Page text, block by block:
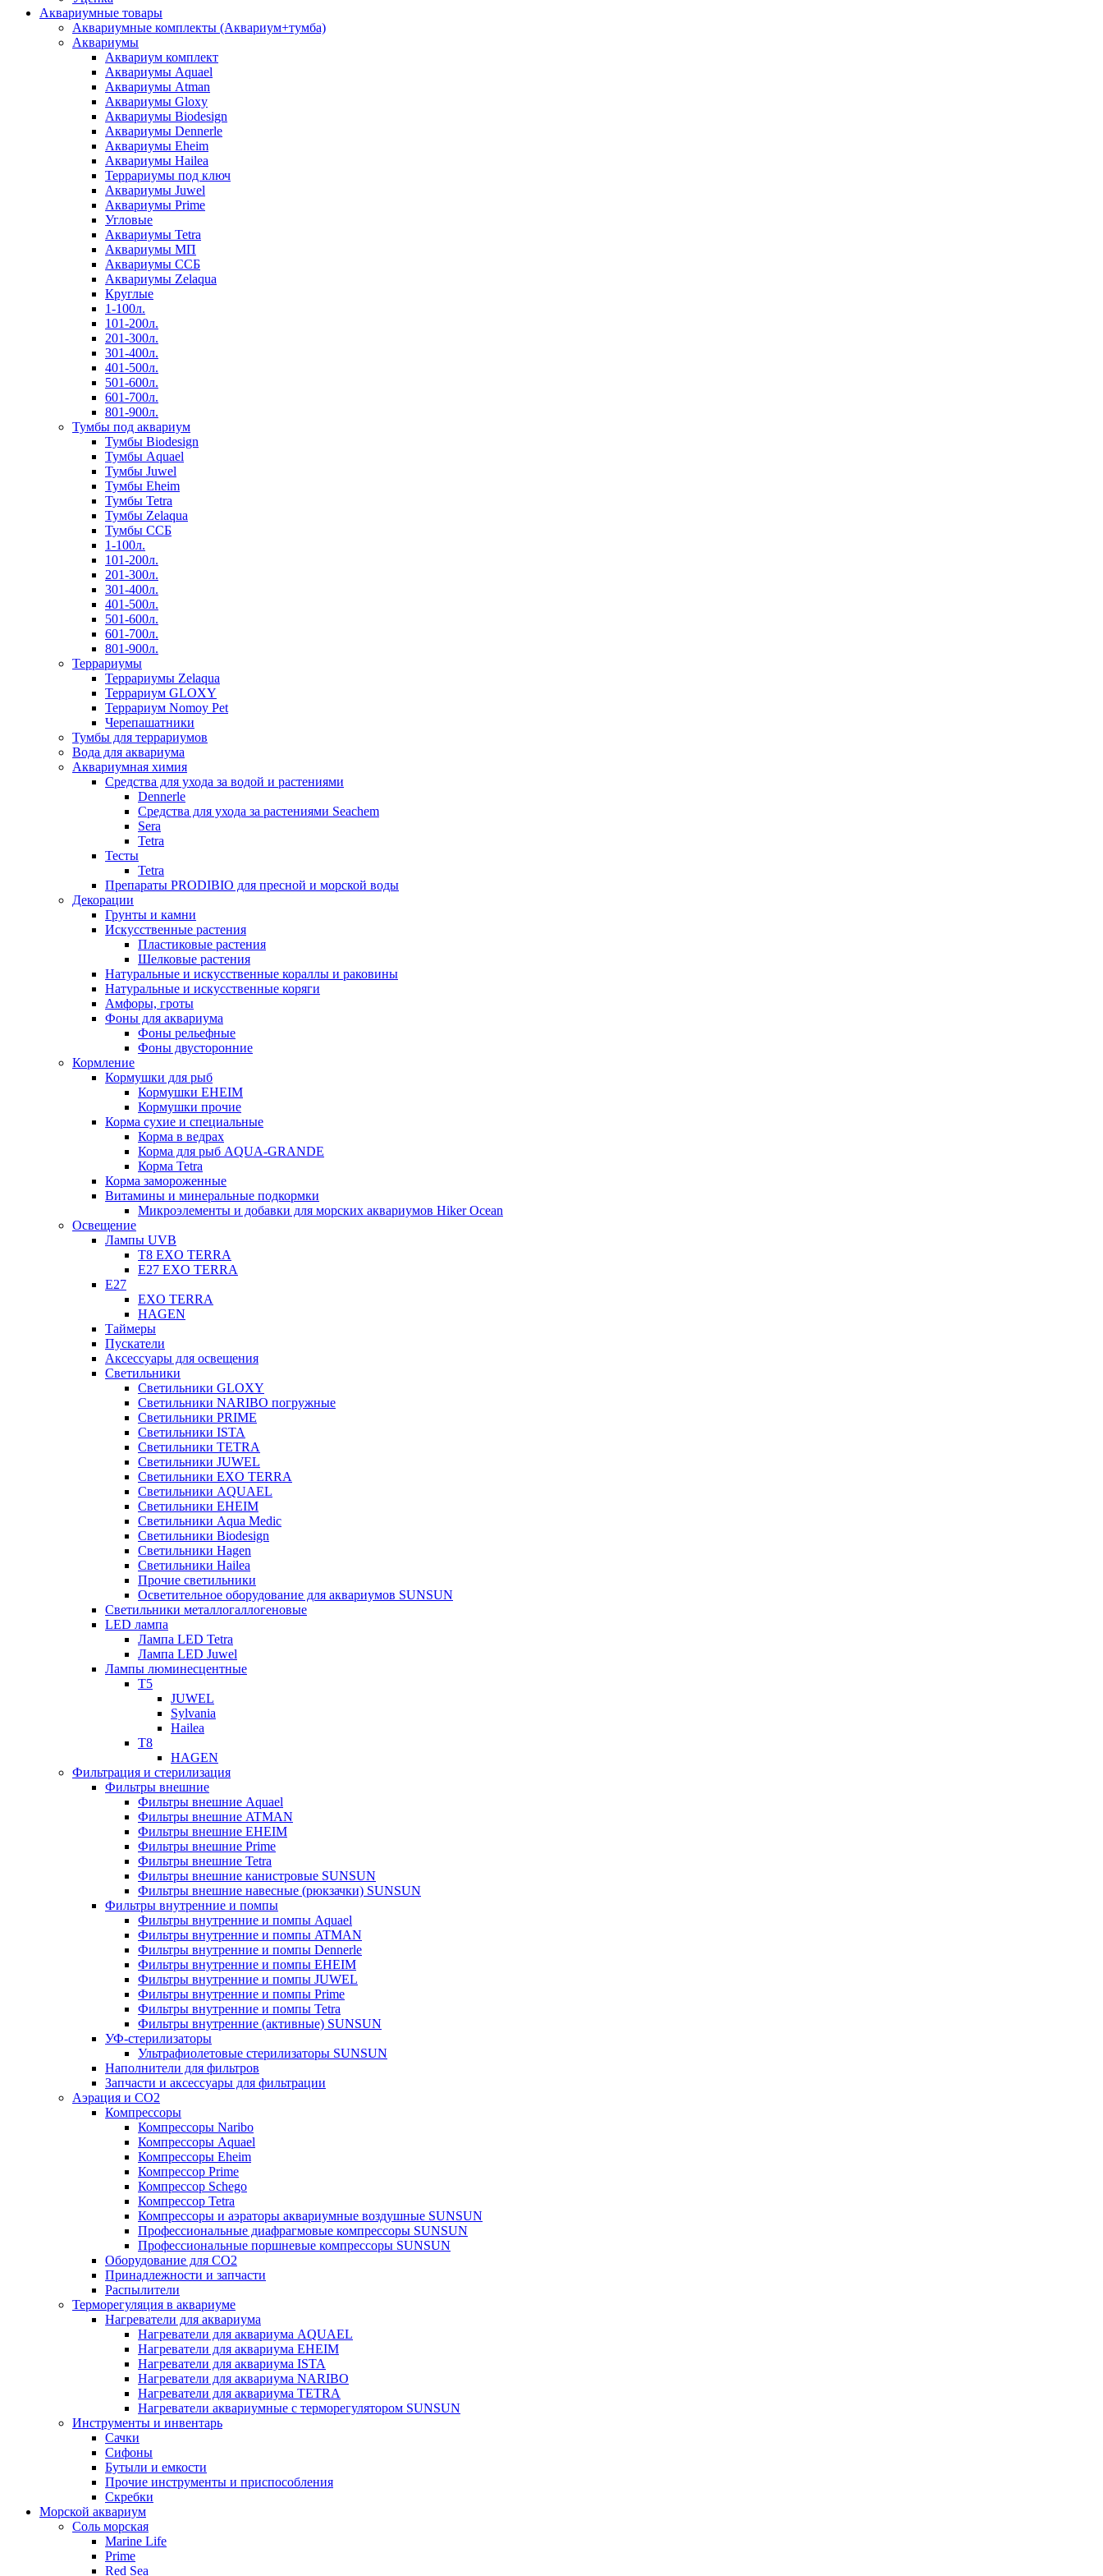
Аквариумные товары
Аквариумные комплекты (Аквариум+тумба)
Аквариумы
Аквариум комплект
Аквариумы Aquael
Аквариумы Atman
Аквариумы Gloxy
Аквариумы Biodesign
Аквариумы Dennerle
Аквариумы Eheim
Аквариумы Hailea
Террариумы под ключ
Аквариумы Juwel
Аквариумы Prime
Угловые
Аквариумы Tetra
Аквариумы МП
Аквариумы ССБ
Аквариумы Zelaqua
Круглые
1-100л.
101-200л.
201-300л.
301-400л.
401-500л.
501-600л.
601-700л.
801-900л.
Тумбы под аквариум
Тумбы Biodesign
Тумбы Aquael
Тумбы Juwel
Тумбы Eheim
Тумбы Tetra
Тумбы Zelaqua
Тумбы ССБ
1-100л.
101-200л.
201-300л.
301-400л.
401-500л.
501-600л.
601-700л.
801-900л.
Террариумы
Террариумы Zelaqua
Террариум GLOXY
Террариум Nomoy Pet
Черепашатники
Тумбы для террариумов
Вода для аквариума
Аквариумная химия
Средства для ухода за водой и растениями
Dennerle
Средства для ухода за растениями Seachem
Sera
Tetra
Тесты
Tetra
Препараты PRODIBIO для пресной и морской воды
Декорации
Грунты и камни
Искусственные растения
Пластиковые растения
Шелковые растения
Натуральные и искусственные кораллы и раковины
Натуральные и искусственные коряги
Амфоры, гроты
Фоны для аквариума
Фоны рельефные
Фоны двусторонние
Кормление
Кормушки для рыб
Кормушки EHEIM
Кормушки прочие
Корма сухие и специальные
Корма в ведрах
Корма для рыб AQUA-GRANDE
Корма Tetra
Корма замороженные
Витамины и минеральные подкормки
Микроэлементы и добавки для морских аквариумов Hiker Ocean
Освещение
Лампы UVB
Т8 EXO TERRA
Е27 EXO TERRA
Е27
EXO TERRA
HAGEN
Таймеры
Пускатели
Аксессуары для освещения
Светильники
Светильники GLOXY
Светильники NARIBO погружные
Светильники PRIME
Светильники ISTA
Светильники TETRA
Светильники JUWEL
Светильники EXO TERRA
Светильники AQUAEL
Светильники EHEIM
Светильники Aqua Medic
Светильники Biodesign
Светильники Hagen
Светильники Hailea
Прочие светильники
Осветительное оборудование для аквариумов SUNSUN
Светильники металлогаллогеновые
LED лампа
Лампа LED Tetra
Лампа LED Juwel
Лампы люминесцентные
T5
JUWEL
Sylvania
Hailea
T8
HAGEN
Фильтрация и стерилизация
Фильтры внешние
Фильтры внешние Aquael
Фильтры внешние ATMAN
Фильтры внешние EHEIM
Фильтры внешние Prime
Фильтры внешние Tetra
Фильтры внешние канистровые SUNSUN
Фильтры внешние навесные (рюкзачки) SUNSUN
Фильтры внутренние и помпы
Фильтры внутренние и помпы Aquael
Фильтры внутренние и помпы ATMAN
Фильтры внутренние и помпы Dennerle
Фильтры внутренние и помпы EHEIM
Фильтры внутренние и помпы JUWEL
Фильтры внутренние и помпы Prime
Фильтры внутренние и помпы Tetra
Фильтры внутренние (активные) SUNSUN
УФ-стерилизаторы
Ультрафиолетовые стерилизаторы SUNSUN
Наполнители для фильтров
Запчасти и аксессуары для фильтрации
Аэрация и CO2
Компрессоры
Компрессоры Naribo
Компрессоры Aquael
Компрессоры Eheim
Компрессор Prime
Компрессор Schego
Компрессор Tetra
Компрессоры и аэраторы аквариумные воздушные SUNSUN
Профессиональные диафрагмовые компрессоры SUNSUN
Профессиональные поршневые компрессоры SUNSUN
Оборудование для CO2
Принадлежности и запчасти
Распылители
Терморегуляция в аквариуме
Нагреватели для аквариума
Нагреватели для аквариума AQUAEL
Нагреватели для аквариума EHEIM
Нагреватели для аквариума ISTA
Нагреватели для аквариума NARIBO
Нагреватели для аквариума TETRA
Нагреватели аквариумные с терморегулятором SUNSUN
Инструменты и инвентарь
Сачки
Сифоны
Бутыли и емкости
Прочие инструменты и приспособления
Скребки
Морской аквариум
Соль морская
Marine Life
Prime
Red Sea